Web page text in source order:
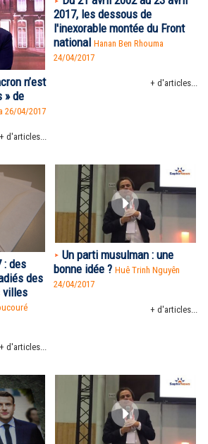
n’est
» de
26/04/2017
+ d'articles...
2017, les dessous de
l'inexorable montée du Front
national Hanan Ben Rhouma
24/04/2017
+ d'articles...
: des
des
villes
+ d'articles...
Un parti musulman : une
bonne idée ? Huê Trinh Nguyên
24/04/2017
+ d'articles...